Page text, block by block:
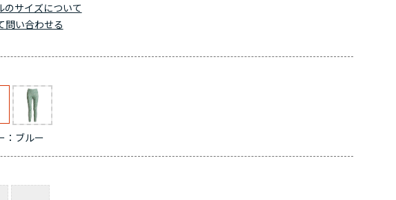
のサイズについて
：ブルー
問い合わせる